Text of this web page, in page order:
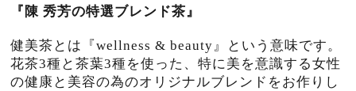
『陳 秀芳の特選ブレンド茶』
健美茶とは『wellness & beauty』という意味です。
花茶3種と茶葉3種を使った、特に美を意識する女性
の健康と美容の為のオリジナルブレンドをお作りし